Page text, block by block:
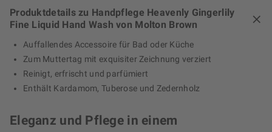
Produktdetails zu Handpflege Heavenly Gingerlily
Fine Liquid Hand Wash von Molton Brown
Auffallendes Accessoire für Bad oder Küche
Zum Muttertag mit exquisiter Zeichnung verziert
Reinigt, erfrischt und parfümiert
Enthält Kardamom, Tuberose und Zedernholz
Eleganz und Pflege in einem